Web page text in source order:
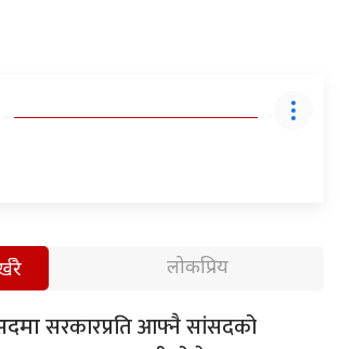
लोकप्रिय
सरकारप्रति आफ्नै सांसदको